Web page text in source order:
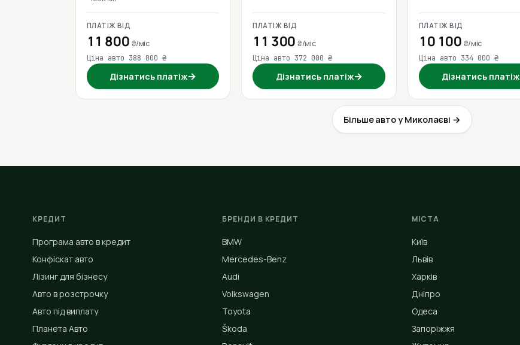
ПЛАТІЖ ВІД
11 800 ₴/міс
Ціна авто 388 000 ₴
Дізнатись платіж→
ПЛАТІЖ ВІД
11 300₴/міс
Ціна авто 372 000 ₴
Дізнатись платіж→
ПЛАТІЖ ВІД
10 100 ₴/міс
Ціна авто 334 000 ₴
Дізнатись платіж
Більше авто у Миколаєві →
КРЕДИТ
Програма авто в кредит
Конфіскат авто
Лізинг для бізнесу
Авто в розстрочку
Авто під виплату
Планета Авто
БРЕНДИ В КРЕДИТ
BMW
Mercedes-Benz
Audi
Volkswagen
Toyota
Škoda
МІСТА
Київ
Львів
Харків
Дніпро
Одеса
Запоріжжя